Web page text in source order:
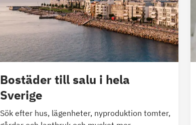
Bostäder till salu i hela
Sverige
Sök efter hus, lägenheter, nyproduktion tomter,